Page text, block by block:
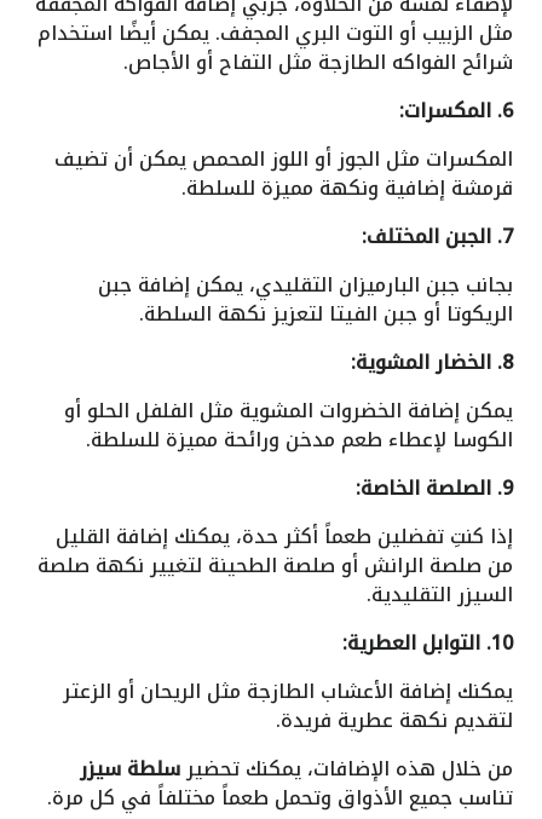
مثل الزبيب أو التوت البري المجفف. يمكن أيضًا استخدام
شرائح الفواكه الطازجة مثل التفاح أو الأجاص.
6. المكسرات:
المكسرات مثل الجوز أو اللوز المحمص يمكن أن تضيف
قرمشة إضافية ونكهة مميزة للسلطة.
7. الجبن المختلف:
بجانب جبن البارميزان التقليدي، يمكن إضافة جبن
الريكوتا أو جبن الفيتا لتعزيز نكهة السلطة.
8. الخضار المشوية:
يمكن إضافة الخضروات المشوية مثل الفلفل الحلو أو
الكوسا لإعطاء طعم مدخن ورائحة مميزة للسلطة.
9. الصلصة الخاصة:
إذا كنتِ تفضلين طعماً أكثر حدة، يمكنك إضافة القليل
من صلصة الرانش أو صلصة الطحينة لتغيير نكهة صلصة
السيزر التقليدية.
10. التوابل العطرية:
يمكنك إضافة الأعشاب الطازجة مثل الريحان أو الزعتر
لتقديم نكهة عطرية فريدة.
من خلال هذه الإضافات، يمكنك تحضيرسلطة سيزر
تناسب جميع الأذواق وتحمل طعماً مختلفاً في كل مرة.